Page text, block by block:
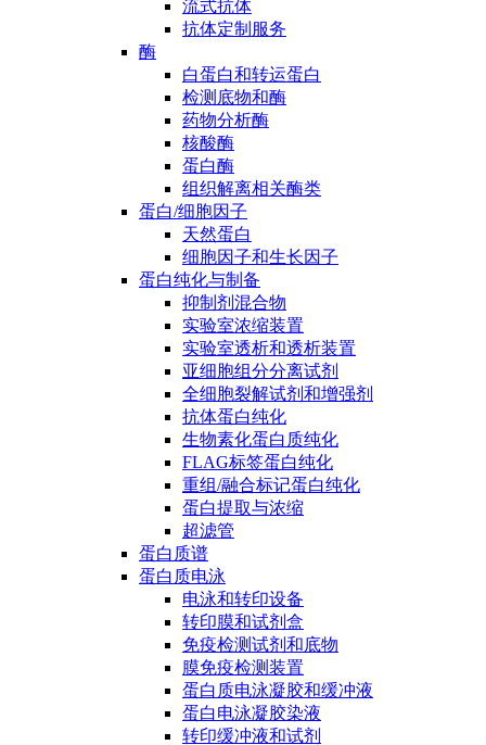
流式抗体
抗体定制服务
酶
白蛋白和转运蛋白
检测底物和酶
药物分析酶
核酸酶
蛋白酶
组织解离相关酶类
蛋白/细胞因子
天然蛋白
细胞因子和生长因子
蛋白纯化与制备
抑制剂混合物
实验室浓缩装置
实验室透析和透析装置
亚细胞组分分离试剂
全细胞裂解试剂和增强剂
抗体蛋白纯化
生物素化蛋白质纯化
FLAG标签蛋白纯化
重组/融合标记蛋白纯化
蛋白提取与浓缩
超滤管
蛋白质谱
蛋白质电泳
电泳和转印设备
转印膜和试剂盒
免疫检测试剂和底物
膜免疫检测装置
蛋白质电泳凝胶和缓冲液
蛋白电泳凝胶染液
转印缓冲液和试剂